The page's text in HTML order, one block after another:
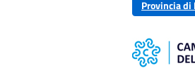
Provincia di